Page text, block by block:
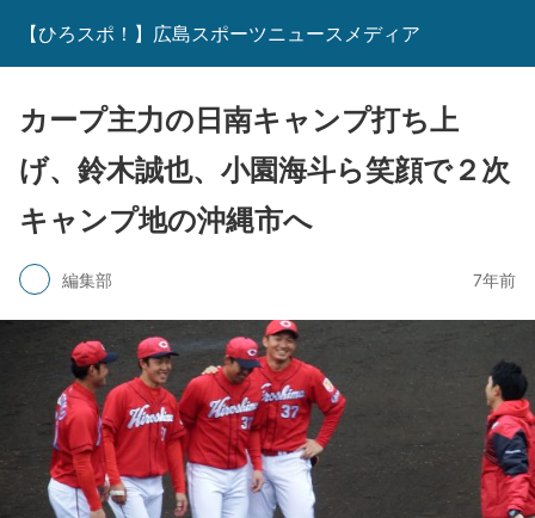
【ひろスポ！】広島スポーツニュースメディア
カープ主力の日南キャンプ打ち上
げ、鈴木誠也、小園海斗ら笑顔で２次
キャンプ地の沖縄市へ
編集部 7年前